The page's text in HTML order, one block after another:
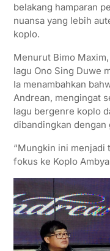
belakang hamparan
nuansa yang lebih
koplo.
Menurut Bimo
lagu Ono Sing Duwe
Ia menambahkan
Andrean, mengingat
lagu bergenre koplo
dibandingkan dengan
“Mungkin ini menjadi
fokus ke Koplo